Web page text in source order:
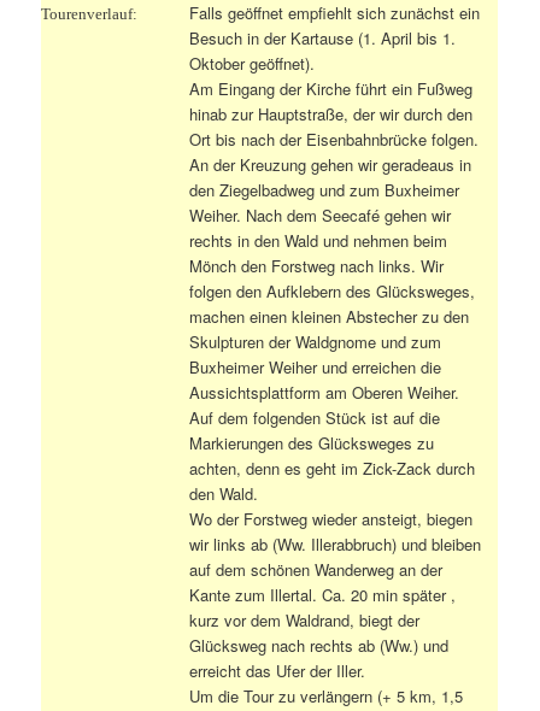
Tourenverlauf:
Falls geöffnet empfiehlt sich zunächst ein
Besuch in der Kartause (1. April bis 1.
Oktober geöffnet).
Am Eingang der Kirche führt ein Fußweg
hinab zur Hauptstraße, der wir durch den
Ort bis nach der Eisenbahnbrücke folgen.
An der Kreuzung gehen wir geradeaus in
den Ziegelbadweg und zum Buxheimer
Weiher. Nach dem Seecafé gehen wir
rechts in den Wald und nehmen beim
Mönch den Forstweg nach links. Wir
folgen den Aufklebern des Glücksweges,
machen einen kleinen Abstecher zu den
Skulpturen der Waldgnome und zum
Buxheimer Weiher und erreichen die
Aussichtsplattform am Oberen Weiher.
Auf dem folgenden Stück ist auf die
Markierungen des Glücksweges zu
achten, denn es geht im Zick-Zack durch
den Wald.
Wo der Forstweg wieder ansteigt, biegen
wir links ab (Ww. Illerabbruch) und bleiben
auf dem schönen Wanderweg an der
Kante zum Illertal. Ca. 20 min später ,
kurz vor dem Waldrand, biegt der
Glücksweg nach rechts ab (Ww.) und
erreicht das Ufer der Iller.
Um die Tour zu verlängern (+ 5 km, 1,5